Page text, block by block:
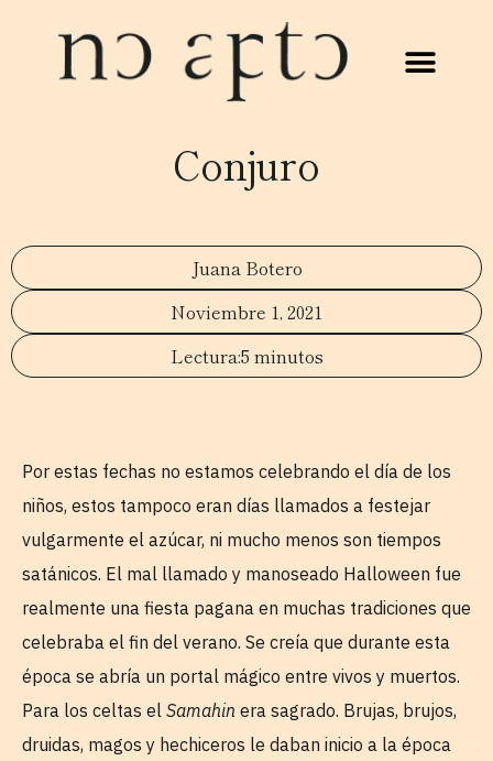
Conjuro
Juana Botero
Noviembre 1, 2021
5 minutos
Por estas fechas no estamos celebrando el día de los
niños, estos tampoco eran días llamados a festejar
vulgarmente el azúcar, ni mucho menos son tiempos
satánicos. El mal llamado y manoseado Halloween fue
realmente una fiesta pagana en muchas tradiciones que
celebraba el fin del verano. Se creía que durante esta
época se abría un portal mágico entre vivos y muertos.
Para los celtas el Samahin era sagrado. Brujas, brujos,
druidas, magos y hechiceros le daban inicio a la época